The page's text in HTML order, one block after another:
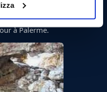
magique où la reine
de Ferdinand Ier est venu
à Palerme.